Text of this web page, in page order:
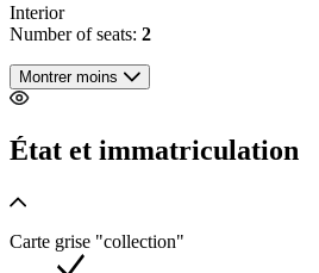
Interior
Number of seats: 2
Montrer moins
État et immatriculation
Carte grise "collection"